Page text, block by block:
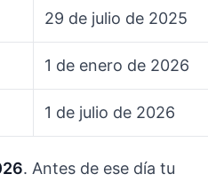
29 de julio de 2025
1 de enero de 2026
1 de julio de 2026
. Antes de ese día tu